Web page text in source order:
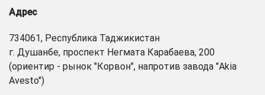
Адрес
734061, Республика Таджикистан
г. Душанбе, проспект Негмата Карабаева, 200
(ориентир - рынок "Корвон", напротив завода "Akia
Avesto")